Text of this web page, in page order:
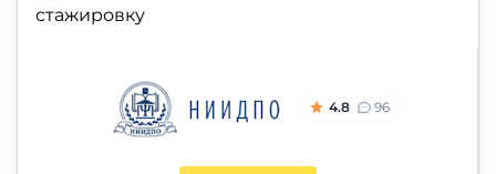
стажировку
4.8 96